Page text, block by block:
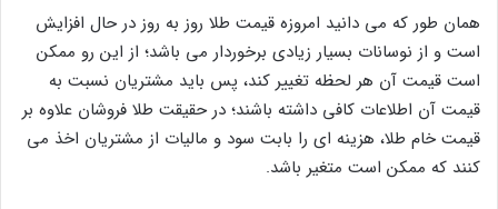
همان طور که می دانید امروزه قیمت طلا روز به روز در حال افزایش
است و از نوسانات بسیار زیادی برخوردار می باشد؛ از این رو ممکن
است قیمت آن هر لحظه تغییر کند، پس باید مشتریان نسبت به
قیمت آن اطلاعات کافی داشته باشند؛ در حقیقت طلا فروشان علاوه بر
قیمت خام طلا، هزینه ای را بابت سود و مالیات از مشتریان اخذ می
کنند که ممکن است متغیر باشد.